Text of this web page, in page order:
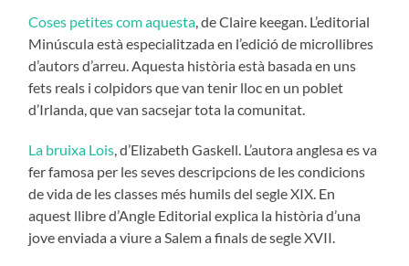
Coses petites com aquesta, de Claire keegan. L’editorial
Minúscula està especialitzada en l’edició de microllibres
d’autors d’arreu. Aquesta història està basada en uns
fets reals i colpidors que van tenir lloc en un poblet
d’Irlanda, que van sacsejar tota la comunitat.
La bruixa Lois, d’Elizabeth Gaskell. L’autora anglesa es va
fer famosa per les seves descripcions de les condicions
de vida de les classes més humils del segle XIX. En
aquest llibre d’Angle Editorial explica la història d’una
jove enviada a viure a Salem a finals de segle XVII.